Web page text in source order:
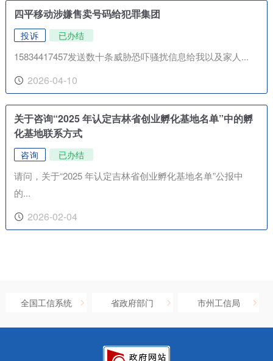
四平移动涉嫌售卖号码给犯罪集团
投诉 已办结
15834417457发送数十条威胁恐吓骚扰信息给我以及家人...
2026-04-10
关于咨询“2025 年认定吉林省创业孵化基地名单”中的孵
化基地联系方式
咨询 已办结
请问，关于“2025 年认定吉林省创业孵化基地名单”公报中
的...
2026-02-04
全国工信系统 省政府部门 市州工信局